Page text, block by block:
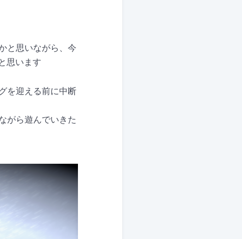
と思いながら、今
思います
を迎える前に中断
がら遊んでいきた